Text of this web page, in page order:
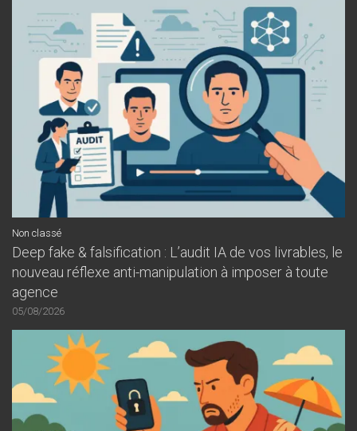
Non classé
Deep fake & falsification : L’audit IA de vos livrables, le
nouveau réflexe anti-manipulation à imposer à toute
agence
05/08/2026